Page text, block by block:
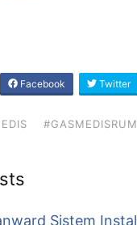
Facebook Twitter
Sistem